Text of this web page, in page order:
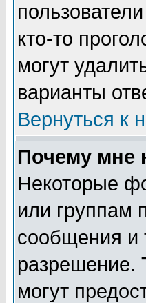
кто-то
могут
варианты
Вернуться к
Почему мне
Некоторые
или группам
сообщения и
разрешение.
могут